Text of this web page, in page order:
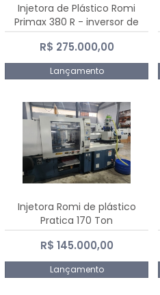
Injetora de Plástico Romi
Primax 380 R - inversor de
frequência NR 12
R$ 275.000,00
Lançamento
Injetora Romi de plástico
Pratica 170 Ton
R$ 145.000,00
Lançamento